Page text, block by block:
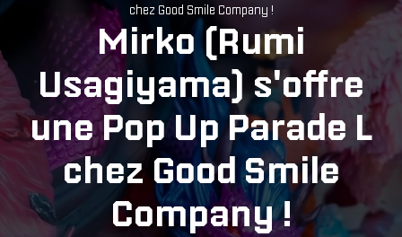
chez Good Smile Company !
Mirko (Rumi
Usagiyama) s'offre
une Pop Up Parade L
chez Good Smile
Company !